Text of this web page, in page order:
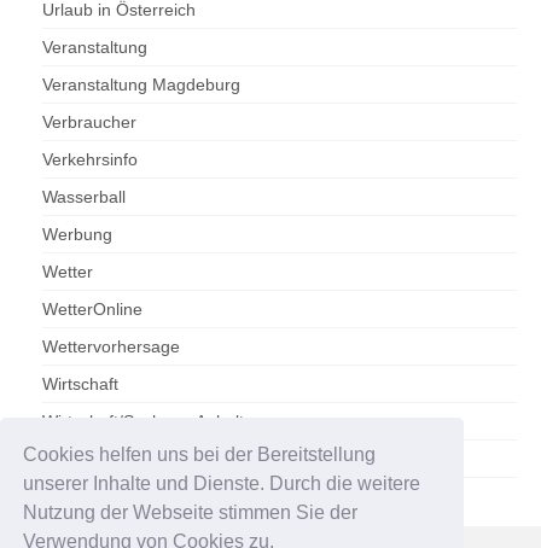
Cookies helfen uns bei der Bereitstellung
unserer Inhalte und Dienste. Durch die weitere
Nutzung der Webseite stimmen Sie der
Verwendung von Cookies zu.
Urlaub in Österreich
Veranstaltung
Veranstaltung Magdeburg
Verbraucher
Verkehrsinfo
Wasserball
Werbung
Wetter
WetterOnline
Wettervorhersage
Wirtschaft
Wirtschaft/Sachsen-Anhalt
Zoo Magdeburg